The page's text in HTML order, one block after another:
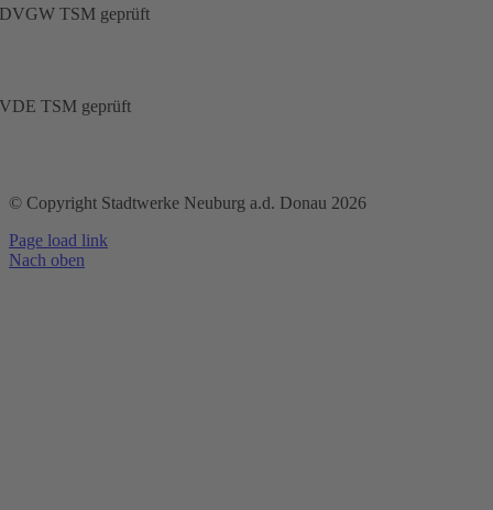
DVGW TSM geprüft
VDE TSM geprüft
© Copyright Stadtwerke Neuburg a.d. Donau 2026
Page load link
Nach oben